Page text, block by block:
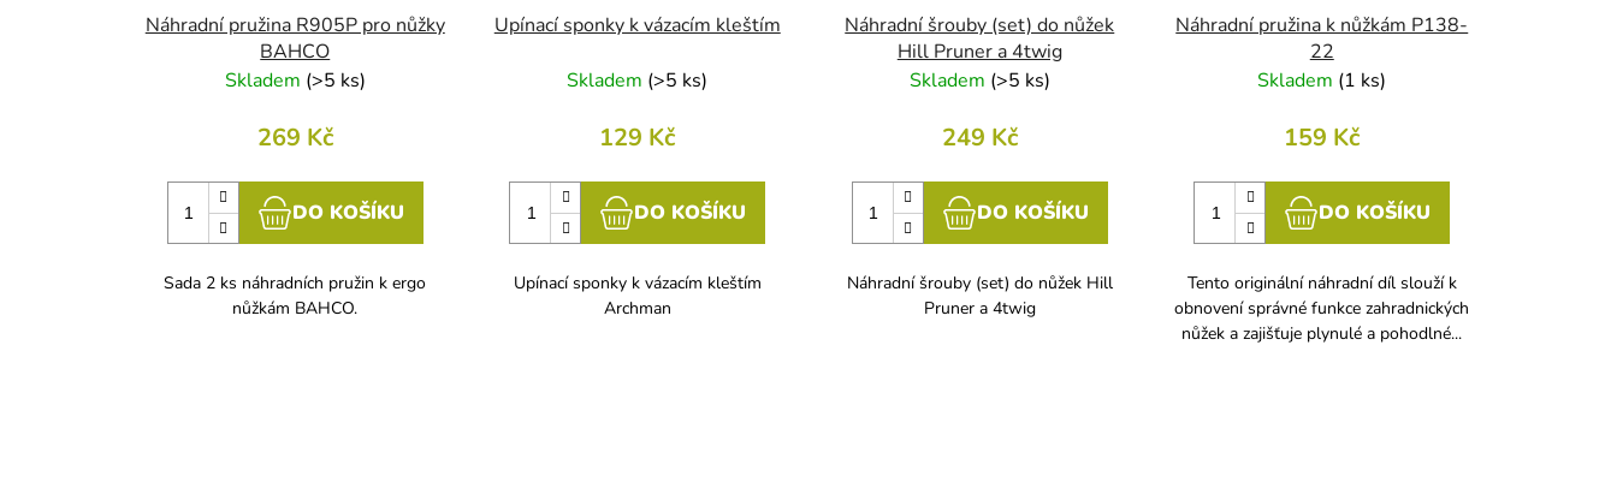
Náhradní pružina R905P pro nůžky
BAHCO
Skladem (>5 ks)
269 Kč
DO KOŠÍKU
Sada 2 ks náhradních pružin k ergo
nůžkám BAHCO.
Upínací sponky k vázacím kleštím
Skladem (>5 ks)
129 Kč
DO KOŠÍKU
Upínací sponky k vázacím kleštím
Archman
Náhradní šrouby (set) do nůžek
Hill Pruner a 4twig
Skladem (>5 ks)
249 Kč
DO KOŠÍKU
Náhradní šrouby (set) do nůžek Hill
Pruner a 4twig
Náhradní pružina k nůžkám P138-
22
Skladem (1 ks)
159 Kč
DO KOŠÍKU
Tento originální náhradní díl slouží k
obnovení správné funkce zahradnických
nůžek a zajišťuje plynulé a pohodlné...